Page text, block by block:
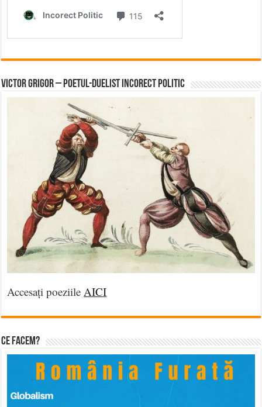
Victor Grigor – Poetul-Duelist Incorect Politic
Accesați poeziileAICI
Ce facem?